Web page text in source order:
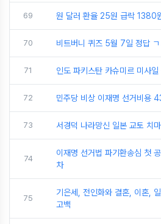
69 원 달러 환율 25원 급락 1380
70 비트버니 퀴즈 5월 7일 정답 ㄱ
71 인도 파키스탄 카슈미르 미사
72 민주당 비상 이재명 선거비용
73 서경덕 나라망신 일본 교토 치
74
이재명 선거법 파기환송심 첫
차
75
기은세, 전인화와 결혼, 이혼,
고백